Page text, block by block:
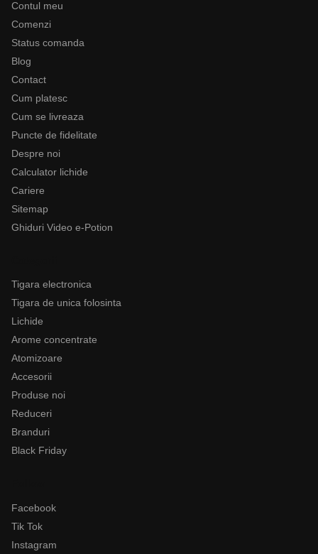
Contul meu
Comenzi
Status comanda
Blog
Contact
Cum platesc
Cum se livreaza
Puncte de fidelitate
Despre noi
Calculator lichide
Cariere
Sitemap
Ghiduri Video e-Potion
Tigara electronica
Tigara de unica folosinta
Lichide
Arome concentrate
Atomizoare
Accesorii
Produse noi
Reduceri
Branduri
Black Friday
Facebook
Tik Tok
Instagram